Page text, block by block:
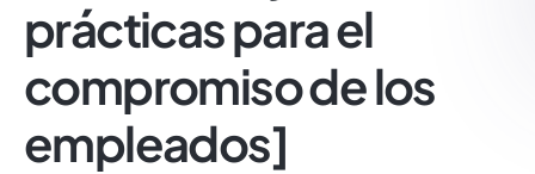
prácticas para el
compromiso de los
empleados]